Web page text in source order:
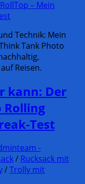
Technik: Mein
Tank Photo
Reisen.
kann: Der
Rolling
Test
-
/ Rucksack mit
/Trolly mit